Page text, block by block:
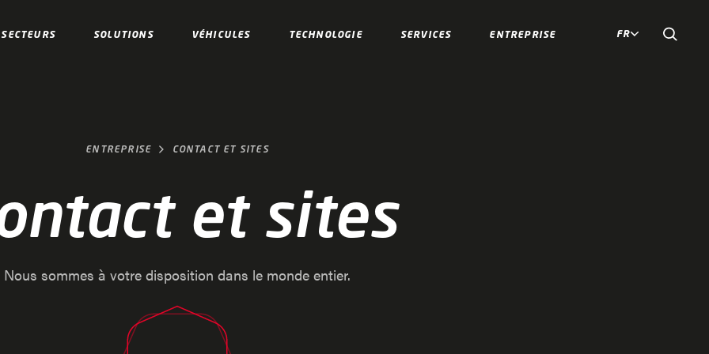
SECTEURS SOLUTIONS VÉHICULES TECHNOLOGIE SERVICES ENTREPRISE FR
ENTREPRISE CONTACT ET SITES
et sites
Nous sommes à votre disposition dans le monde entier.